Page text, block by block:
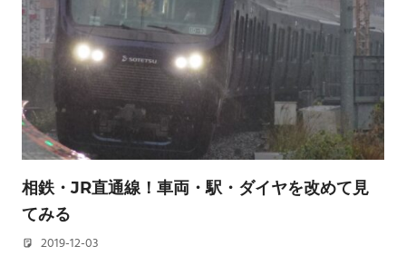
相鉄・JR直通線！車両・駅・ダイヤを改めて見
てみる
2019-12-03